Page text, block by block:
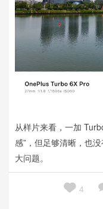
从样片来看，一加
感”，但足够清晰，也
大问题。
此外，一加 Turbo 6X
 4